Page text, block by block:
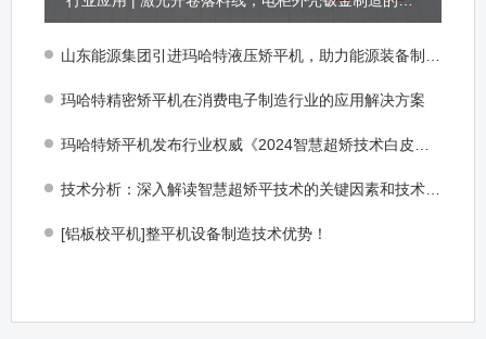
山东能源集团引进玛哈特液压矫平机，助力能源装备制造再升级！
玛哈特精密矫平机在消费电子制造行业的应用解决方案
玛哈特矫平机发布行业权威《2024智慧超矫技术白皮书》
技术分析：深入解读智慧超矫平技术的关键因素和技术创新
[铝板校平机]整平机设备制造技术优势！